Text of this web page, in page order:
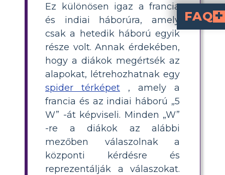
Ez különösen igaz a francia
és indiai háborúra, amely
csak a hetedik háború egyik
része volt. Annak érdekében,
hogy a diákok megértsék az
alapokat, létrehozhatnak egy
spider térképet , amely a
francia és az indiai háború „5
W” -át képviseli. Minden „W”
-re a diákok az alábbi
mezőben válaszolnak a
központi kérdésre és
reprezentálják a válaszokat.
FAQ